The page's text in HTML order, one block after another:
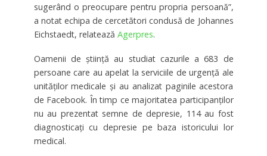
sugerând o preocupare pentru propria persoană”,
a notat echipa de cercetători condusă de Johannes
Eichstaedt, relatează Agerpres.
Oamenii de ştiinţă au studiat cazurile a 683 de
persoane care au apelat la serviciile de urgenţă ale
unităţilor medicale şi au analizat paginile acestora
de Facebook. În timp ce majoritatea participanţilor
nu au prezentat semne de depresie, 114 au fost
diagnosticaţi cu depresie pe baza istoricului lor
medical.